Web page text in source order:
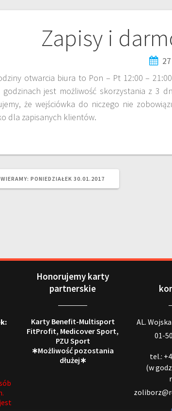
Zapisy i
otwarcia biura to Pon – Pt 12:00 –
jest możliwość skorzystania z 3
że wejściówka do niczego nie
dla zapisanych klientów.
PONIEDZIAŁEK 30.01.2017
Honorujemy karty
partnerskie
Karty Benefit-Multisport
FitProfit, Medicover Sport,
PZU Sport
∗Możliwość pozostania
dłużej∗
AL.
01-
tel.:
(w